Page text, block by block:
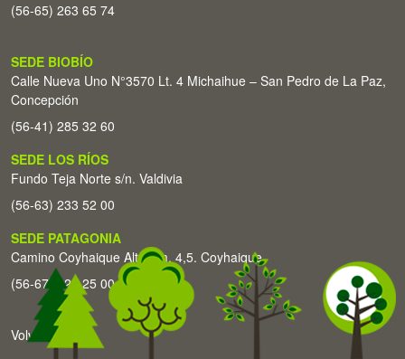
(56-65) 263 65 74
SEDE BIOBÍO
Calle Nueva Uno N°3570 Lt. 4 Michaihue – San Pedro de La Paz,
Concepción
(56-41) 285 32 60
SEDE LOS RÍOS
Fundo Teja Norte s/n. Valdivia
(56-63) 233 52 00
SEDE PATAGONIA
Camino Coyhaique Alto Km. 4,5. Coyhaique
(56-67) 226 25 00
Volver arriba